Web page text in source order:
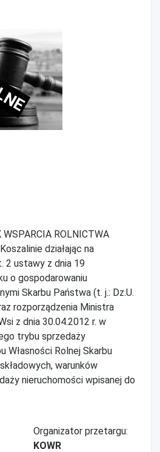
WSPARCIA ROLNICTWA
działając na
2 ustawy z dnia 19
o gospodarowaniu
Skarbu Państwa (t. j.: Dz.U.
rozporządzenia Ministra
z dnia 30.04.2012 r. w
trybu sprzedaży
Własności Rolnej Skarbu
warunków
nieruchomości wpisanej do
Organizator przetargu:
KOWR